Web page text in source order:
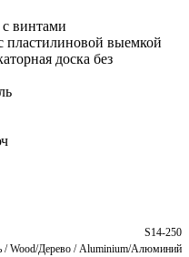
с винтами
пластилиновой выемкой
доска без
S14-250
/ Wood/Дерево / Aluminium/Алюминий